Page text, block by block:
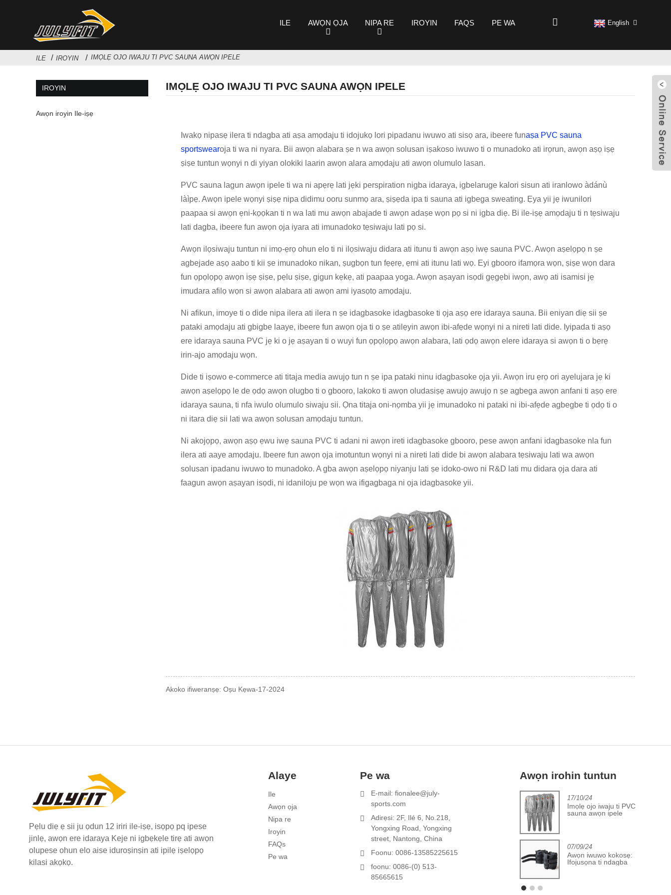
ILE AWỌN ỌJA NIPA RE IROYIN FAQS PE WA English
ILE IROYIN IMỌLẸ OJO IWAJU TI PVC SAUNA AWỌN IPELE
IROYIN
Awọn iroyin Ile-iṣẹ
IMỌLẸ OJO IWAJU TI PVC SAUNA AWỌN IPELE
Iwakọ nipasẹ ilera ti ndagba ati aṣa amọdaju ti idojukọ lori pipadanu iwuwo ati sisọ ara, ibeere funaṣa PVC sauna
sportswearoja ti wa ni nyara. Bii awọn alabara ṣe n wa awọn solusan iṣakoso iwuwo ti o munadoko ati irọrun, awọn aṣọ iṣẹ
ṣiṣe tuntun wọnyi n di yiyan olokiki laarin awọn alara amọdaju ati awọn olumulo lasan.
PVC sauna lagun awọn ipele ti wa ni apẹrẹ lati jẹki perspiration nigba idaraya, igbelaruge kalori sisun ati iranlowo àdánù
làìpẹ. Awọn ipele wọnyi ṣiṣẹ nipa didimu ooru sunmọ ara, ṣiṣẹda ipa ti sauna ati igbega sweating. Ẹya yii jẹ iwunilori
paapaa si awọn ẹni-kọọkan ti n wa lati mu awọn abajade ti awọn adaṣe wọn pọ si ni igba diẹ. Bi ile-iṣẹ amọdaju ti n tẹsiwaju
lati dagba, ibeere fun awọn ọja iyara ati imunadoko tẹsiwaju lati pọ si.
Awọn ilọsiwaju tuntun ni imọ-ẹrọ ohun elo ti ni ilọsiwaju didara ati itunu ti awọn aṣọ iwẹ sauna PVC. Awọn aṣelọpọ n ṣe
agbejade aṣọ aabo ti kii ṣe imunadoko nikan, ṣugbọn tun fẹẹrẹ, ẹmi ati itunu lati wọ. Eyi gbooro ifamọra wọn, ṣiṣe wọn dara
fun ọpọlọpọ awọn iṣẹ ṣiṣe, pẹlu ṣiṣe, gigun kẹkẹ, ati paapaa yoga. Awọn aṣayan isọdi gẹgẹbi iwọn, awọ ati isamisi jẹ
imudara afilọ wọn si awọn alabara ati awọn ami iyasọtọ amọdaju.
Ni afikun, imoye ti o dide nipa ilera ati ilera n ṣe idagbasoke idagbasoke ti ọja aṣọ ere idaraya sauna. Bii eniyan diẹ sii ṣe
pataki amọdaju ati gbigbe laaye, ibeere fun awọn ọja ti o ṣe atilẹyin awọn ibi-afẹde wọnyi ni a nireti lati dide. Iyipada ti aṣọ
ere idaraya sauna PVC jẹ ki o jẹ aṣayan ti o wuyi fun ọpọlọpọ awọn alabara, lati ọdọ awọn elere idaraya si awọn ti o bẹrẹ
irin-ajo amọdaju wọn.
Dide ti iṣowo e-commerce ati titaja media awujọ tun n ṣe ipa pataki ninu idagbasoke ọja yii. Awọn iru ẹrọ ori ayelujara jẹ ki
awọn aṣelọpọ le de ọdọ awọn olugbo ti o gbooro, lakoko ti awọn oludasiṣẹ awujọ awujọ n ṣe agbega awọn anfani ti aṣọ ere
idaraya sauna, ti nfa iwulo olumulo siwaju sii. Ọna titaja oni-nọmba yii jẹ imunadoko ni pataki ni ibi-afẹde agbegbe ti ọdọ ti o
ni itara diẹ sii lati wa awọn solusan amọdaju tuntun.
Ni akojọpọ, awọn aṣọ ẹwu iwẹ sauna PVC ti adani ni awọn ireti idagbasoke gbooro, pese awọn anfani idagbasoke nla fun
ilera ati aaye amọdaju. Ibeere fun awọn ọja imotuntun wọnyi ni a nireti lati dide bi awọn alabara tẹsiwaju lati wa awọn
solusan ipadanu iwuwo to munadoko. A gba awọn aṣelọpọ niyanju lati ṣe idoko-owo ni R&D lati mu didara ọja dara ati
faagun awọn aṣayan isọdi, ni idaniloju pe wọn wa ifigagbaga ni ọja idagbasoke yii.
Akoko ifiweranṣẹ: Oṣu Kẹwa-17-2024
Pẹlu diẹ ẹ sii ju ọdun 12 iriri ile-iṣẹ, isọpọ pq ipese
jinlẹ, awọn ere idaraya Keje ni igbẹkẹle tirẹ ati awọn
olupese ohun elo aise iduroṣinṣin ati ipilẹ iṣelọpọ
kilasi akọkọ.
Alaye
Ile
Awọn ọja
Nipa re
Iroyin
FAQs
Pe wa
Pe wa
E-mail: fionalee@july-
sports.com
Adirẹsi: 2F, Ilé 6, No.218,
Yongxing Road, Yongxing
street, Nantong, China
Foonu: 0086-13585225615
foonu: 0086-(0) 513-
85665615
Awọn irohin tuntun
17/10/24
Imọlẹ ojo iwaju ti PVC
sauna awọn ipele
07/09/24
Awọn iwuwo kokosẹ:
Ifojusọna ti ndagba